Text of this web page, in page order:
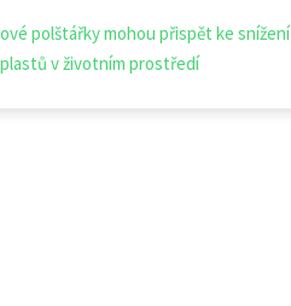
polštářky mohou přispět ke snížení
v životním prostředí